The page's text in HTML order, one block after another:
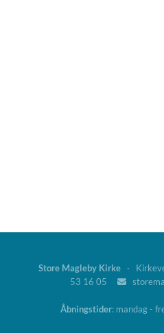
Store Magleby Kirke ·
53 16 05

Åbningstider: mandag -